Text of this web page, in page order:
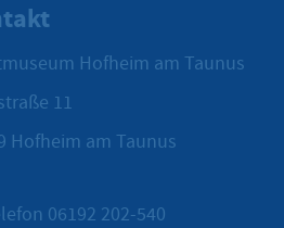
Hofheim am Taunus
11
Hofheim am Taunus
06192 202-540